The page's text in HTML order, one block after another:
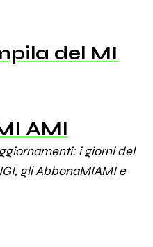
del MI
AMI
i giorni del
gli AbbonaMIAMI e